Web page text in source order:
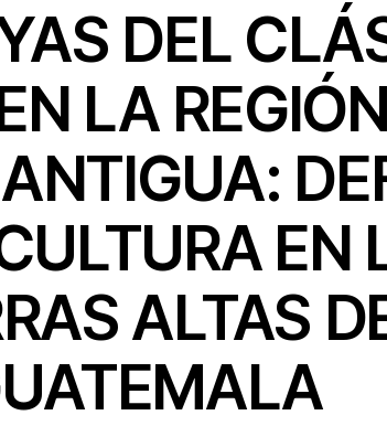
DEL
LA
EN
ALTAS